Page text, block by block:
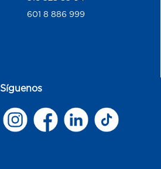
601 8 886 999
Síguenos